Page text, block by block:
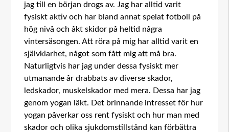
jag till en början drogs av. Jag har alltid varit
fysiskt aktiv och har bland annat spelat fotboll på
hög nivå och åkt skidor på heltid några
vintersäsongen. Att röra på mig har alltid varit en
självklarhet, något som fått mig att må bra.
Naturligtvis har jag under dessa fysiskt mer
utmanande år drabbats av diverse skador,
ledskador, muskelskador med mera. Dessa har jag
genom yogan läkt. Det brinnande intresset för hur
yogan påverkar oss rent fysiskt och hur man med
skador och olika sjukdomstillstånd kan förbättra